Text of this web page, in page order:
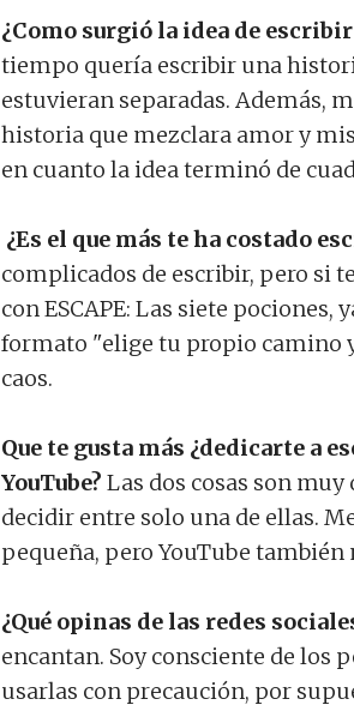
¿Como surgió la idea de
tiempo quería escribir una
estuvieran separadas. Además,
historia que mezclara amor y
en cuanto la idea terminó de
¿Es el que más te ha costado
complicados de escribir, pero si
con ESCAPE: Las siete
formato "elige tu propio camino
caos.
Que te gusta más ¿dedicarte a
YouTube? Las dos cosas son
decidir entre solo una de ellas.
pequeña, pero YouTube también
¿Qué opinas de las redes
encantan. Soy consciente de los
usarlas con precaución, por